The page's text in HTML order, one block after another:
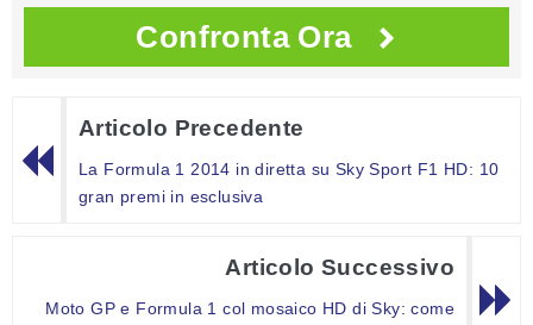
Confronta Ora
Articolo Precedente
La Formula 1 2014 in diretta su Sky Sport F1 HD: 10
gran premi in esclusiva
Articolo Successivo
Moto GP e Formula 1 col mosaico HD di Sky: come